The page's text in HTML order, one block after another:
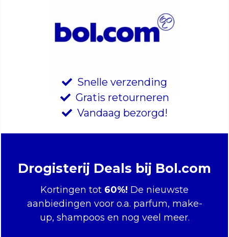
Snelle verzending
Gratis retourneren
Vandaag bezorgd!
Drogisterij Deals bij Bol.com
Kortingen tot 60%! De nieuwste
aanbiedingen voor o.a. parfum, make-
up, shampoos en nog veel meer.